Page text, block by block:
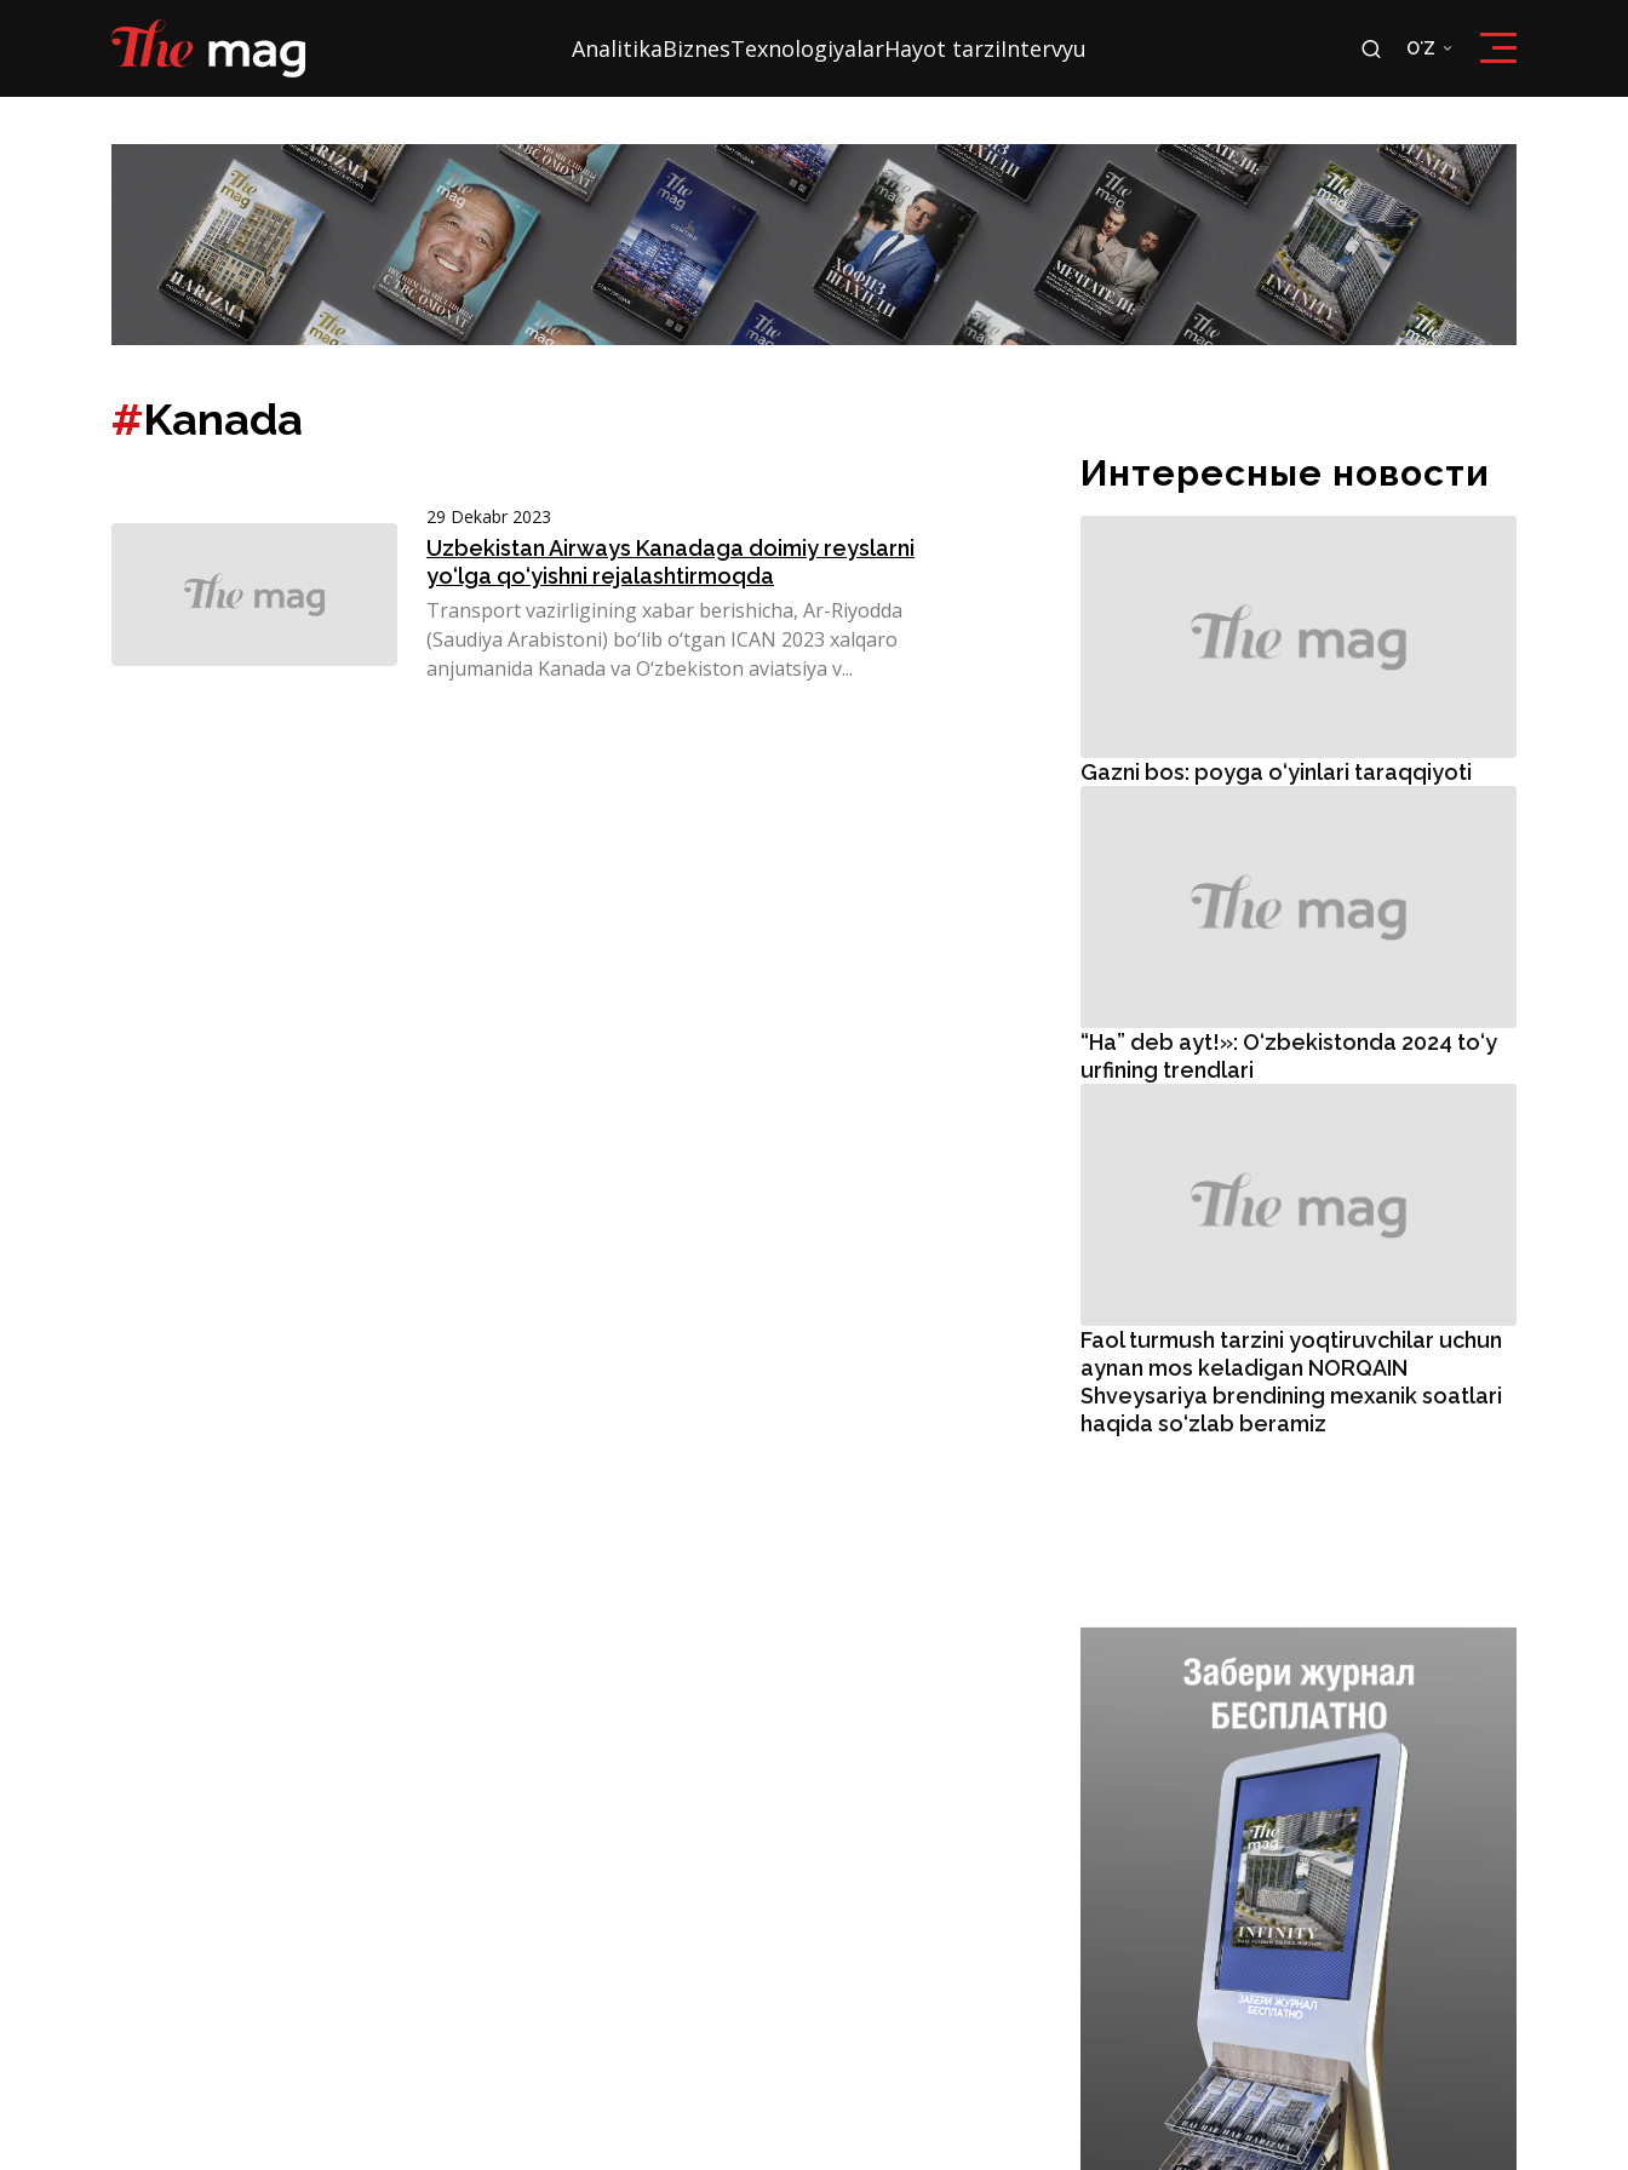
AnalitikaBiznesTexnologiyalarHayot tarziIntervyu OʻZ
#Kanada
29 Dekabr 2023
Uzbekistan Airways Kanadaga doimiy reyslarni
yo‘lga qo‘yishni rejalashtirmoqda
Transport vazirligining xabar berishicha, Ar-Riyodda
(Saudiya Arabistoni) bo‘lib o‘tgan ICAN 2023 xalqaro
anjumanida Kanada va O‘zbekiston aviatsiya v...
Интересные новости
Gazni bos: poyga o‘yinlari taraqqiyoti
“Ha” deb ayt!»: O‘zbekistonda 2024 to‘y
urfining trendlari
Faol turmush tarzini yoqtiruvchilar uchun
aynan mos keladigan NORQAIN
Shveysariya brendining mexanik soatlari
haqida so‘zlab beramiz